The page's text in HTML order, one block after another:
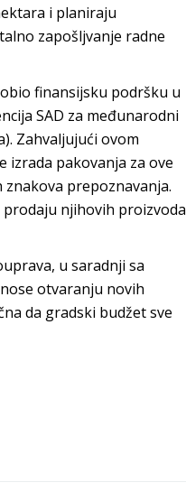
i planiraju
zapošljvanje radne
finansijsku podršku u
SAD za međunarodni
Zahvaljujući ovom
izrada pakovanja za ove
prepoznavanja.
njihovih proizvoda
u saradnji sa
otvaranju novih
da gradski budžet sve